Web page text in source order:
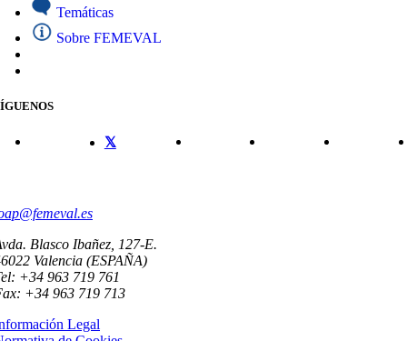
Temáticas
Sobre FEMEVAL
Blasco Ibañez, 127-E.
Valencia (ESPAÑA)
+34 963 719 761
+34 963 719 713
Legal